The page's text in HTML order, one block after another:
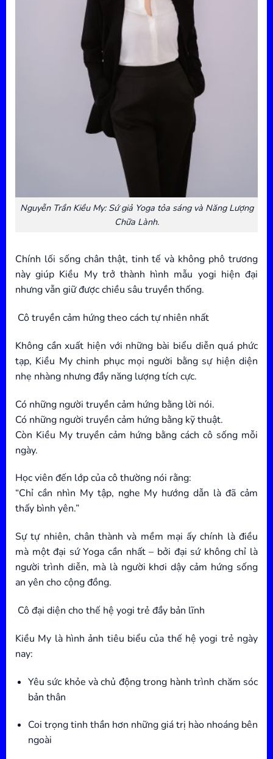
Nguyễn Trần Kiều My: Sứ giả Yoga tỏa sáng và Năng Lượng
Chữa Lành.
Chính lối sống chân thật, tinh tế và không phô trương
này giúp Kiều My trở thành hình mẫu yogi hiện đại
nhưng vẫn giữ được chiều sâu truyền thống.
Cô truyền cảm hứng theo cách tự nhiên nhất
Không cần xuất hiện với những bài biểu diễn quá phức
tạp, Kiều My chinh phục mọi người bằng sự hiện diện
nhẹ nhàng nhưng đầy năng lượng tích cực.
Có những người truyền cảm hứng bằng lời nói.
Có những người truyền cảm hứng bằng kỹ thuật.
Còn Kiều My truyền cảm hứng bằng cách cô sống mỗi
ngày.
Học viên đến lớp của cô thường nói rằng:
“Chỉ cần nhìn My tập, nghe My hướng dẫn là đã cảm
thấy bình yên.”
Sự tự nhiên, chân thành và mềm mại ấy chính là điều
mà một đại sứ Yoga cần nhất – bởi đại sứ không chỉ là
người trình diễn, mà là người khơi dậy cảm hứng sống
an yên cho cộng đồng.
Cô đại diện cho thế hệ yogi trẻ đầy bản lĩnh
Kiều My là hình ảnh tiêu biểu của thế hệ yogi trẻ ngày
nay:
Yêu sức khỏe và chủ động trong hành trình chăm sóc
bản thân
Coi trọng tinh thần hơn những giá trị hào nhoáng bên
ngoài